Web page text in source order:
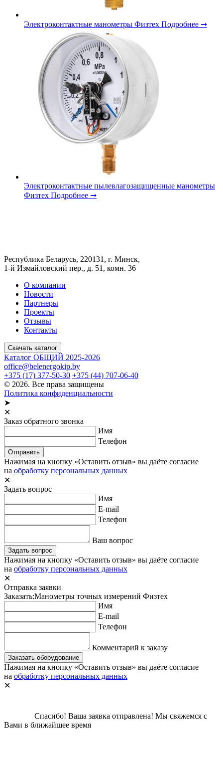
Электроконтактные манометры Физтех Подробнее ➞
Электроконтактные пылевлагозащищенные манометры
Физтех Подробнее ➞
Республика Беларусь, 220131, г. Минск,
1-й Измайловский пер., д. 51, комн. 36
О компании
Новости
Партнеры
Проекты
Отзывы
Контакты
Скачать каталог
Каталог ОБЩИЙ 2025-2026
office@belenergokip.by
+375 (17) 377-50-30 +375 (44) 707-06-40
© 2026. Все права защищены
Политика конфиденциальности
➤
✕
Заказ обратного звонка
Имя
Телефон
Отправить
Нажимая на кнопку «Оставить отзыв» вы даёте согласие
на обработку персональных данных
✕
Задать вопрос
Имя
E-mail
Телефон
Ваш вопрос
Задать вопрос
Нажимая на кнопку «Оставить отзыв» вы даёте согласие
на обработку персональных данных
✕
Отправка заявки
Заказать:Манометры точных измерений Физтех
Имя
E-mail
Телефон
Комментарий к заказу
Заказать оборудование
Нажимая на кнопку «Оставить отзыв» вы даёте согласие
на обработку персональных данных
✕
Спасибо! Ваша заявка отправлена! Мы свяжемся с
Вами в ближайшее время